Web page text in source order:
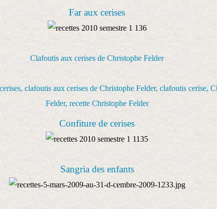
Far aux cerises
Clafoutis aux cerises de Christophe Felder
Confiture de cerises
Sangria des enfants